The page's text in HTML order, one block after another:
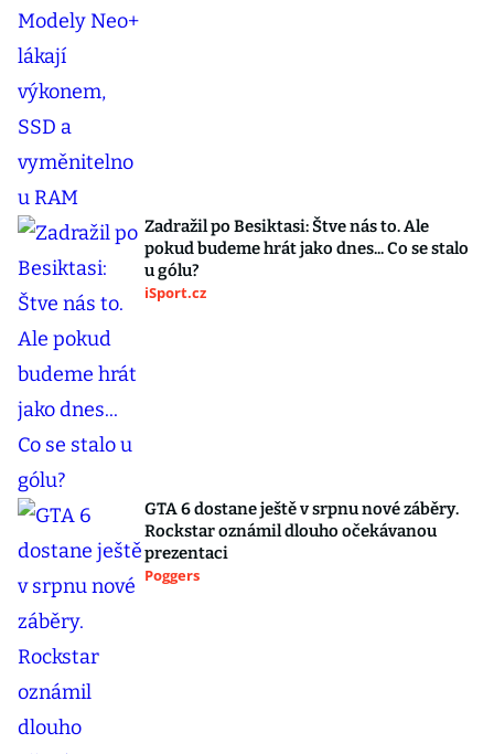
Zadražil po Besiktasi: Štve nás to. Ale
pokud budeme hrát jako dnes... Co se stalo
u gólu?
iSport.cz
GTA 6 dostane ještě v srpnu nové záběry.
Rockstar oznámil dlouho očekávanou
prezentaci
Poggers